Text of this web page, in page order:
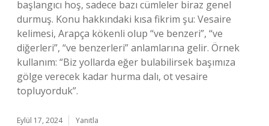
başlangıcı hoş, sadece bazı cümleler biraz genel
durmuş. Konu hakkındaki kısa fikrim şu: Vesaire
kelimesi, Arapça kökenli olup “ve benzeri”, “ve
diğerleri”, “ve benzerleri” anlamlarına gelir. Örnek
kullanım: “Biz yollarda eğer bulabilirsek başımıza
gölge verecek kadar hurma dalı, ot vesaire
topluyorduk”.
Eylül 17, 2024 Yanıtla